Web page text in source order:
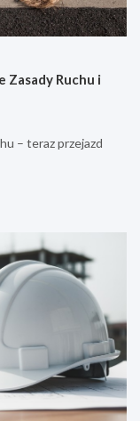
Zasady Ruchu i
– teraz przejazd